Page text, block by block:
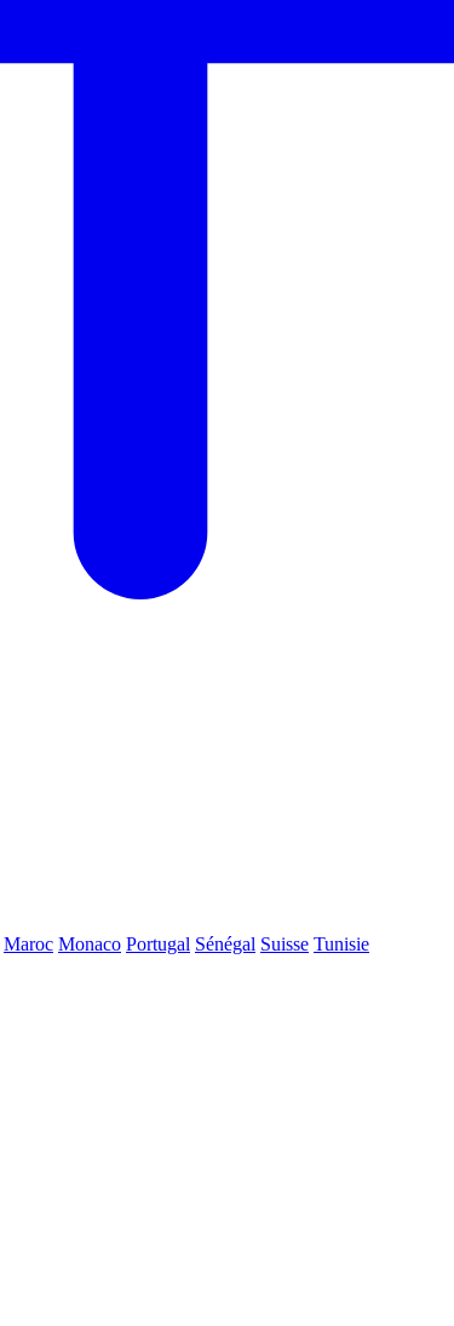
Maroc Monaco Portugal Sénégal Suisse Tunisie